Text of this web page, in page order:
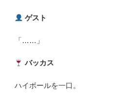
ゲスト
「……」
バッカス
ハイボールを一口。